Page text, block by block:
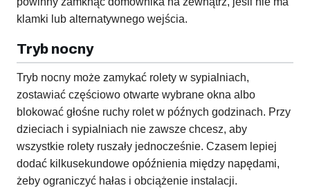
klamki lub alternatywnego wejścia.
Tryb nocny
Tryb nocny może zamykać rolety w sypialniach,
zostawiać częściowo otwarte wybrane okna albo
blokować głośne ruchy rolet w późnych godzinach. Przy
dzieciach i sypialniach nie zawsze chcesz, aby
wszystkie rolety ruszały jednocześnie. Czasem lepiej
dodać kilkusekundowe opóźnienia między napędami,
żeby ograniczyć hałas i obciążenie instalacji.